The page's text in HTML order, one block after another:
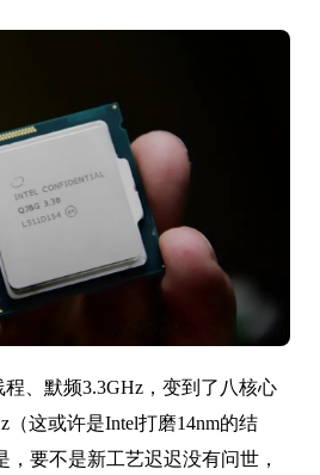
、默频3.3GHz，变到了八核心
（这或许是Intel打磨14nm的结
要不是新工艺迟迟没有问世，